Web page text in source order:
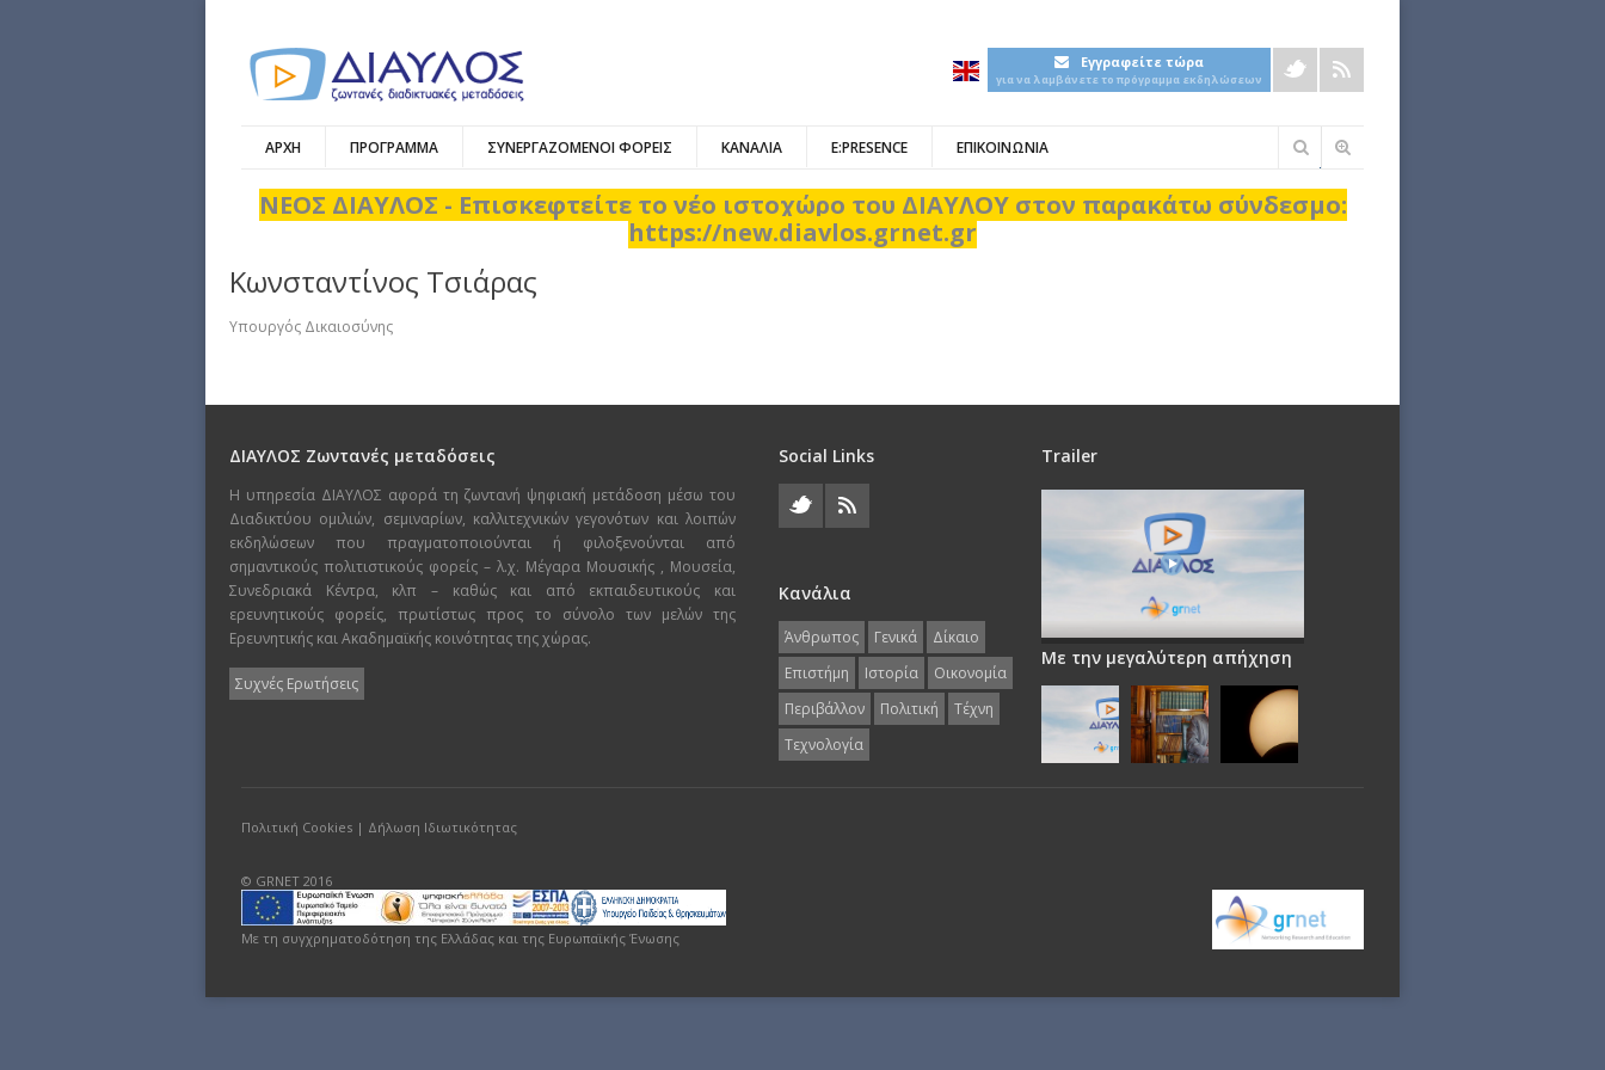
Εγγραφείτε τώρα
για να λαμβάνετε το πρόγραμμα εκδηλώσεων
ΑΡΧΗ ΠΡΟΓΡΑΜΜΑ ΣΥΝΕΡΓΑΖΟΜΕΝΟΙ ΦΟΡΕΙΣ ΚΑΝΑΛΙΑ E:PRESENCE ΕΠΙΚΟΙΝΩΝΙΑ
Φόρμα
αναζήτησης
ΝΕΟΣ ΔΙΑΥΛΟΣ - Επισκεφτείτε το νέο ιστοχώρο του ΔΙΑΥΛΟΥ στον παρακάτω σύνδεσμο:
https://new.diavlos.grnet.gr
Κωνσταντίνος Τσιάρας
Υπουργός Δικαιοσύνης
ΔΙΑΥΛΟΣ Ζωντανές μεταδόσεις
Η υπηρεσία ΔΙΑΥΛΟΣ αφορά τη ζωντανή ψηφιακή μετάδοση μέσω του
Διαδικτύου ομιλιών, σεμιναρίων, καλλιτεχνικών γεγονότων και λοιπών
εκδηλώσεων που πραγματοποιούνται ή φιλοξενούνται από
σημαντικούς πολιτιστικούς φορείς – λ.χ. Μέγαρα Μουσικής , Μουσεία,
Συνεδριακά Κέντρα, κλπ – καθώς και από εκπαιδευτικούς και
ερευνητικούς φορείς, πρωτίστως προς το σύνολο των μελών της
Ερευνητικής και Ακαδημαϊκής κοινότητας της χώρας.
Συχνές Ερωτήσεις
Social Links
Κανάλια
Άνθρωπος Γενικά
Δίκαιο
Επιστήμη
Ιστορία
Οικονομία
Περιβάλλον
Πολιτική
Τέχνη
Τεχνολογία
Trailer
Με την μεγαλύτερη απήχηση
Πολιτική Cookies | Δήλωση Ιδιωτικότητας
© GRNET 2016
Με τη συγχρηματοδότηση της Ελλάδας και της Ευρωπαϊκής Ένωσης